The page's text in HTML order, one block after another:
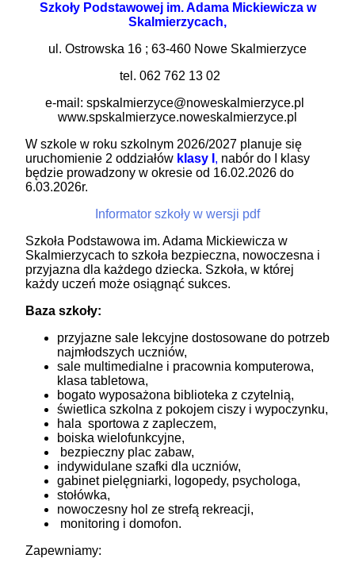
Szkoły Podstawowej im. Adama Mickiewicza w
Skalmierzycach,
ul. Ostrowska 16 ; 63-460 Nowe Skalmierzyce
tel. 062 762 13 02
e-mail: spskalmierzyce@noweskalmierzyce.pl
www.spskalmierzyce.noweskalmierzyce.pl
W szkole w roku szkolnym 2026/2027 planuje się
uruchomienie 2 oddziałów klasy I , nabór do I klasy
będzie prowadzony w okresie od 16.02.2026 do
6.03.2026r.
Informator szkoły w wersji pdf
Szkoła Podstawowa im. Adama Mickiewicza w
Skalmierzycach to szkoła bezpieczna, nowoczesna i
przyjazna dla każdego dziecka. Szkoła, w której
każdy uczeń może osiągnąć sukces.
Baza szkoły:
przyjazne sale lekcyjne dostosowane do potrzeb
najmłodszych uczniów,
sale multimedialne i pracownia komputerowa,
klasa tabletowa,
bogato wyposażona biblioteka z czytelnią,
świetlica szkolna z pokojem ciszy i wypoczynku,
hala sportowa z zapleczem,
boiska wielofunkcyjne,
bezpieczny plac zabaw,
indywidulane szafki dla uczniów,
gabinet pielęgniarki, logopedy, psychologa,
stołówka,
nowoczesny hol ze strefą rekreacji,
monitoring i domofon.
Zapewniamy: